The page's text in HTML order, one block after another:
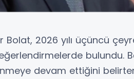
Bolat, 2026 yılı üçüncü
bulundu.
devam ettiğini